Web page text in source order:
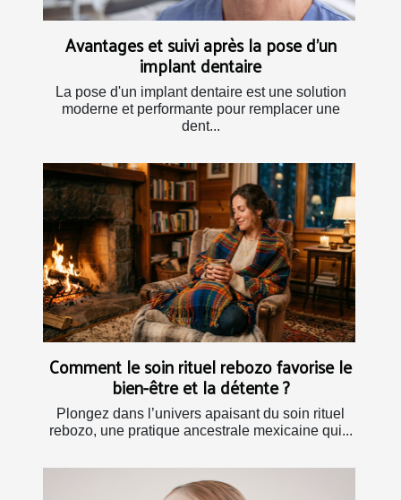
Avantages et suivi après la pose d'un
implant dentaire
La pose d'un implant dentaire est une solution
moderne et performante pour remplacer une
dent...
Comment le soin rituel rebozo favorise le
bien-être et la détente ?
Plongez dans l’univers apaisant du soin rituel
rebozo, une pratique ancestrale mexicaine qui...